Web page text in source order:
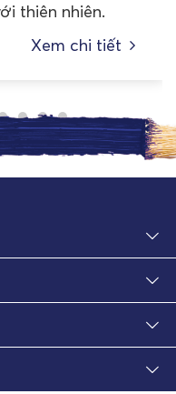
thiên nhiên.
Xem chi tiết